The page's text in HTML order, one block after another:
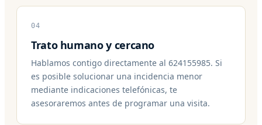
04
Trato humano y cercano
Hablamos contigo directamente al 624155985. Si
es posible solucionar una incidencia menor
mediante indicaciones telefónicas, te
asesoraremos antes de programar una visita.